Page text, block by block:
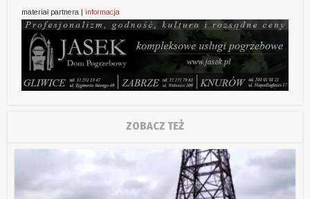
materiał partnera | informacja
ZOBACZ TEŻ